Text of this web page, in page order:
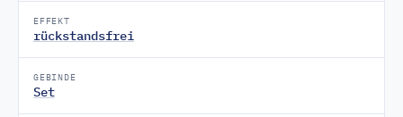
EFFEKT
rückstandsfrei
GEBINDE
Set